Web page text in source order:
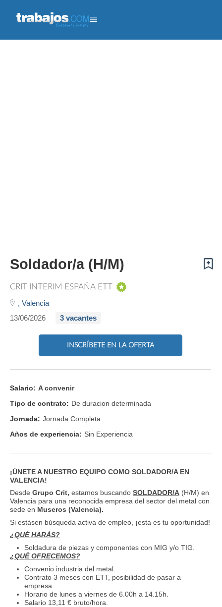
Soldador/a (H/M)
CRIT INTERIM ESPAÑA ETT
, Valencia
13/06/2026
3 vacantes
INSCRÍBETE EN LA OFERTA
Salario: A convenir
Tipo de contrato: De duracion determinada
Jornada: Jornada Completa
Años de experiencia: Sin Experiencia
¡ÚNETE A NUESTRO EQUIPO COMO SOLDADOR/A EN
VALENCIA!
Desde Grupo Crit, estamos buscando SOLDADOR/A (H/M) en
Valencia para una reconocida empresa del sector del metal con
sede en Museros (Valencia).
Si estásen búsqueda activa de empleo, ¡esta es tu oportunidad!
¿QUÉ HARÁS?
Soldadura de piezas y componentes con MIG y/o TIG.
¿QUÉ OFRECEMOS?
Convenio industria del metal.
Contrato 3 meses con ETT, posibilidad de pasar a
empresa.
Horario de lunes a viernes de 6.00h a 14.15h.
Salario 13,11 € bruto/hora.